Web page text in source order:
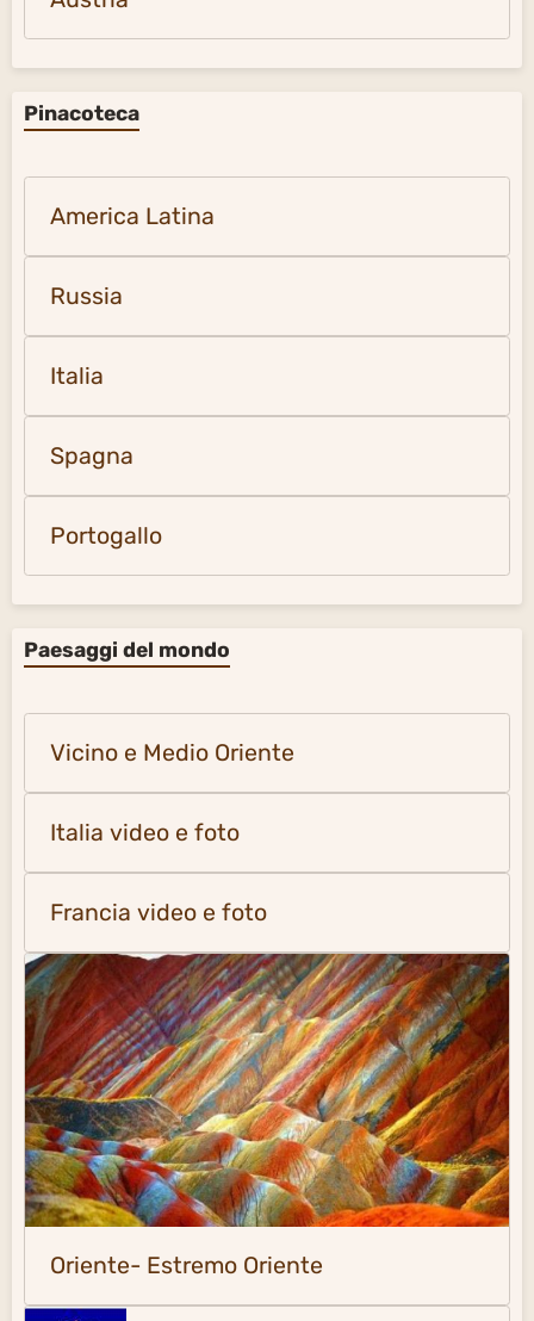
Pinacoteca
America Latina
Russia
Italia
Spagna
Portogallo
Paesaggi del mondo
Vicino e Medio Oriente
Italia video e foto
Francia video e foto
Oriente- Estremo Oriente